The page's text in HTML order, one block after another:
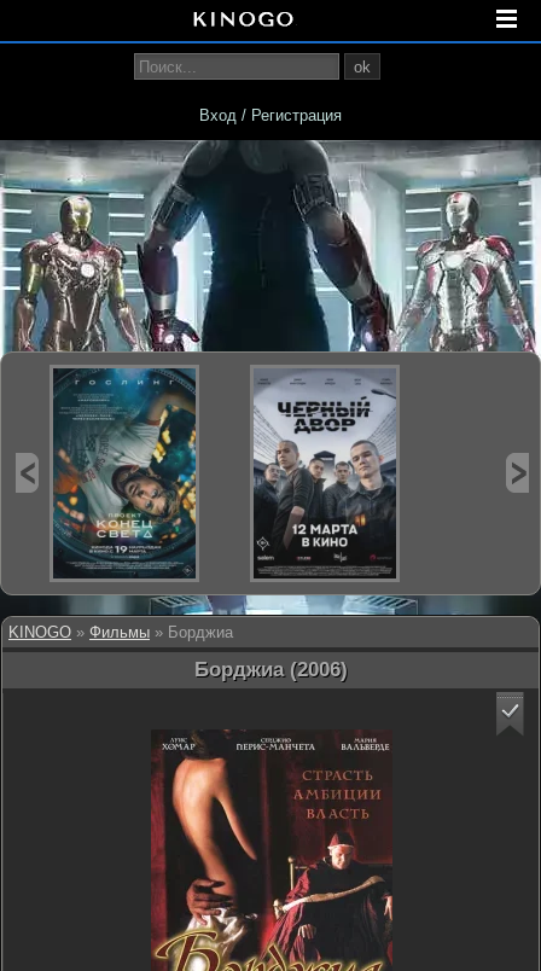
KINOGO » Фильмы » Борджиа
Борджиа (2006)
ok
Вход / Регистрация